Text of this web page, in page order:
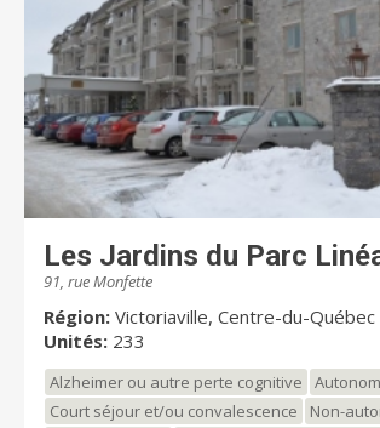
Les Jardins du Parc
91, rue Monfette
Région: Victoriaville, Centre-du-Québec
Unités: 233
Alzheimer ou autre perte cognitive
Court séjour et/ou convalescence
Non-